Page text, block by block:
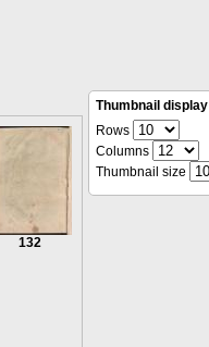
132
Thumbnail display
Rows
Columns
Thumbnail size